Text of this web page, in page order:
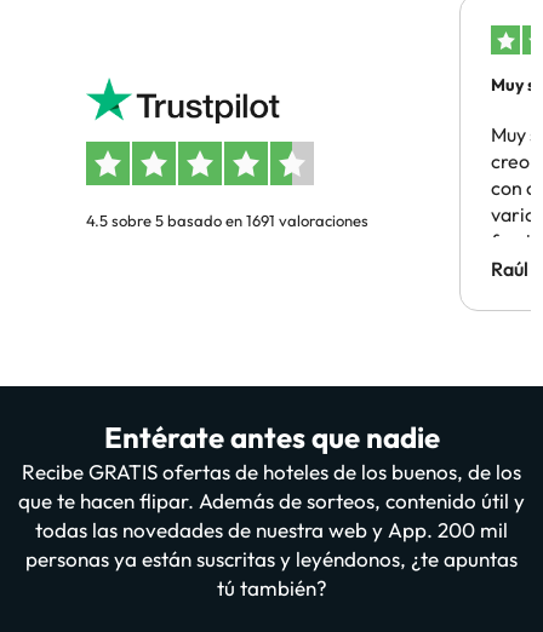
4.5 sobre 5 basado en 1691 valoraciones
Muy
Muy
creo
con
Hotel
Raúl
Entérate antes que nadie
Recibe GRATIS ofertas de hoteles de los buenos, de los
que te hacen flipar. Además de sorteos, contenido útil y
todas las novedades de nuestra web y App. 200 mil
personas ya están suscritas y leyéndonos, ¿te apuntas
tú también?